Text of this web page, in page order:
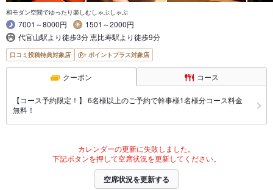
和モダン空間でゆったり楽しむしゃぶしゃぶ
7001～8000円
1501～2000円
代官山駅より徒歩3分 恵比寿駅より徒歩9分
口コミ投稿特典対象店 ポイントプラス対象店
クーポン コース
【コース予約限定！】 6名様以上のご予約で幹事様1名様分コース料金
無料！
カレンダーの更新に失敗しました。
下記ボタンを押して空席状況を更新してください。
空席状況を更新する